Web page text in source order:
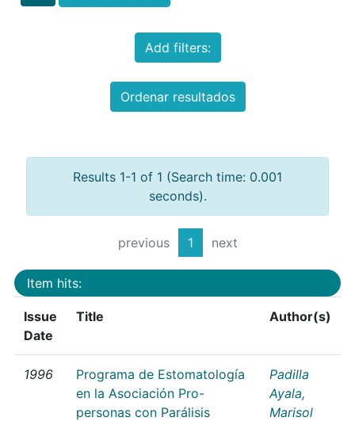
Add filters:
Ordenar resultados
Results 1-1 of 1 (Search time: 0.001
seconds).
previous 1 next
Item hits:
Issue
Date
Title Author(s)
1996
Programa de Estomatología
en la Asociación Pro-
personas con Parálisis
Padilla
Ayala,
Marisol